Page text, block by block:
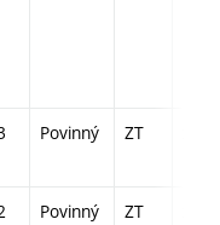
Povinný ZT
Povinný ZT